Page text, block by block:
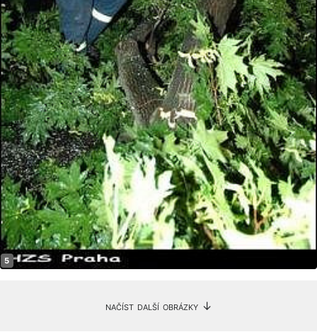
načíst další obrázky ↓